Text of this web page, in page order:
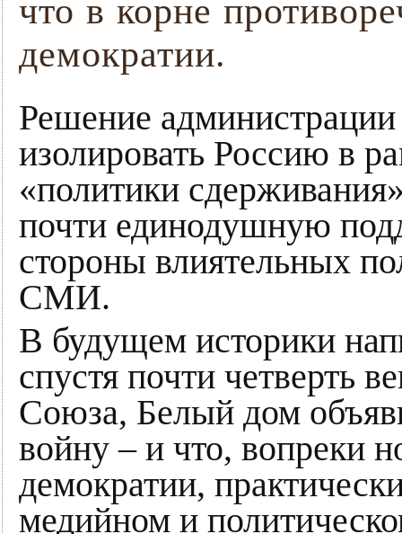
что в корне
демократии.
Решение
изолировать Россию в
«политики
почти единодушную
стороны влиятельных
СМИ.
В будущем историки
спустя почти четверть
Союза, Белый дом
войну – и что, вопреки
демократии,
медийном и